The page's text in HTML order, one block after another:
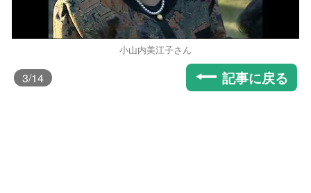
小山内美江子さん
3/14 記事に戻る